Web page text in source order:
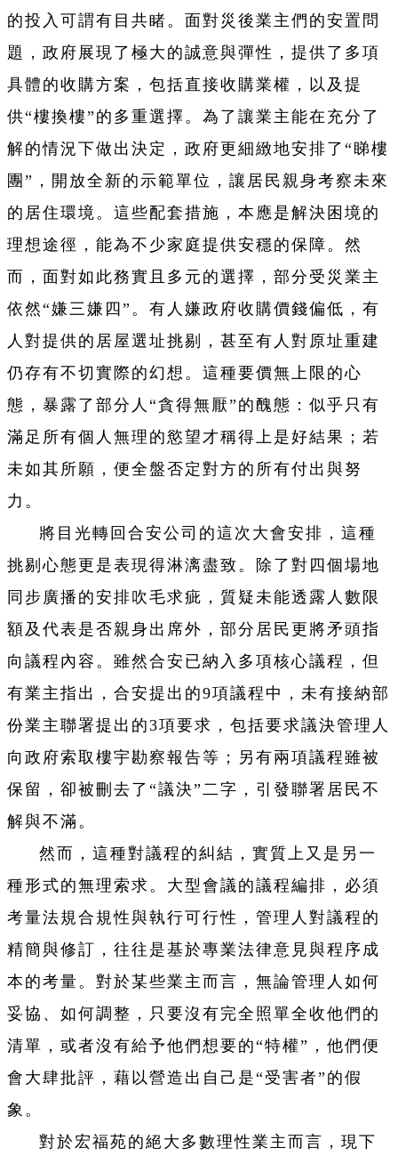
的投入可謂有目共睹。面對災後業主們的安置問
題，政府展現了極大的誠意與彈性，提供了多項
具體的收購方案，包括直接收購業權，以及提
供“樓換樓”的多重選擇。為了讓業主能在充分了
解的情況下做出決定，政府更細緻地安排了“睇樓
團”，開放全新的示範單位，讓居民親身考察未來
的居住環境。這些配套措施，本應是解決困境的
理想途徑，能為不少家庭提供安穩的保障。然
而，面對如此務實且多元的選擇，部分受災業主
依然“嫌三嫌四”。有人嫌政府收購價錢偏低，有
人對提供的居屋選址挑剔，甚至有人對原址重建
仍存有不切實際的幻想。這種要價無上限的心
態，暴露了部分人“貪得無厭”的醜態：似乎只有
滿足所有個人無理的慾望才稱得上是好結果；若
未如其所願，便全盤否定對方的所有付出與努
力。
將目光轉回合安公司的這次大會安排，這種
挑剔心態更是表現得淋漓盡致。除了對四個場地
同步廣播的安排吹毛求疵，質疑未能透露人數限
額及代表是否親身出席外，部分居民更將矛頭指
向議程內容。雖然合安已納入多項核心議程，但
有業主指出，合安提出的9項議程中，未有接納部
份業主聯署提出的3項要求，包括要求議決管理人
向政府索取樓宇勘察報告等；另有兩項議程雖被
保留，卻被刪去了“議決”二字，引發聯署居民不
解與不滿。
然而，這種對議程的糾結，實質上又是另一
種形式的無理索求。大型會議的議程編排，必須
考量法規合規性與執行可行性，管理人對議程的
精簡與修訂，往往是基於專業法律意見與程序成
本的考量。對於某些業主而言，無論管理人如何
妥協、如何調整，只要沒有完全照單全收他們的
清單，或者沒有給予他們想要的“特權”，他們便
會大肆批評，藉以營造出自己是“受害者”的假
象。
對於宏福苑的絕大多數理性業主而言，現下